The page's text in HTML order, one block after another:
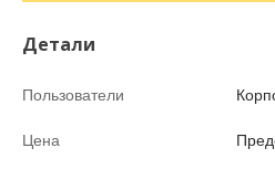
Детали
Пользователи
Цена